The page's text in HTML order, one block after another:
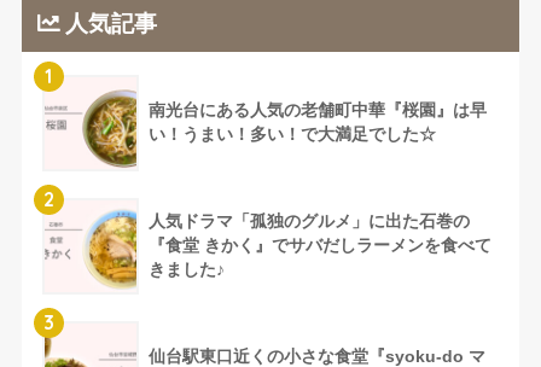
人気記事
1
南光台にある人気の老舗町中華『桜園』は早
い！うまい！多い！で大満足でした☆
2
人気ドラマ「孤独のグルメ」に出た石巻の
『食堂 きかく』でサバだしラーメンを食べて
きました♪
3
仙台駅東口近くの小さな食堂『syoku-do マ